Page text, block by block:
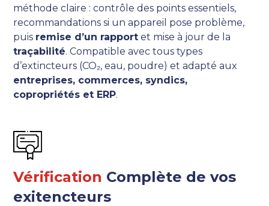
méthode claire : contrôle des points essentiels,
recommandations si un appareil pose problème,
puis remise d’un rapport et mise à jour de la
traçabilité. Compatible avec tous types
d’extincteurs (CO₂, eau, poudre) et adapté aux
entreprises, commerces, syndics,
copropriétés et ERP.
Vérification Complète de vos
exitencteurs